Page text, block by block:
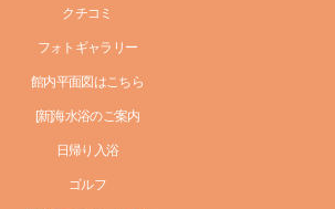
クチコミ
フォトギャラリー
館内平面図はこちら
[新]海水浴のご案内
日帰り入浴
ゴルフ